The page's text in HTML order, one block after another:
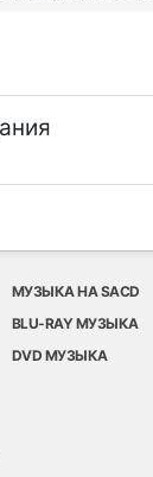
МУЗЫКА НА SACD
BLU-RAY МУЗЫКА
DVD МУЗЫКА